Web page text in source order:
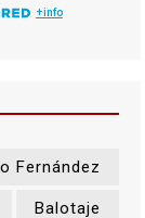
Fernández
Balotaje